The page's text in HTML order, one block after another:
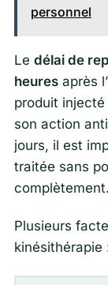
personnel
Le délai de
heures après
produit
son action
jours, il est
traitée sans
complètement.
Plusieurs
kinésithérapie